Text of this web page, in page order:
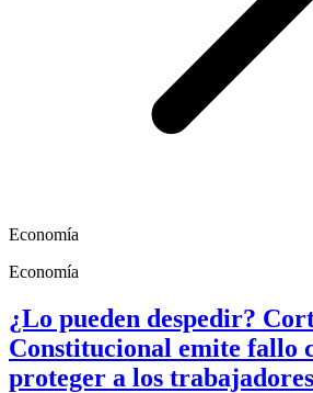
Economía
Economía
¿Lo pueden despedir?
Constitucional emite fallo
proteger a los trabajadores